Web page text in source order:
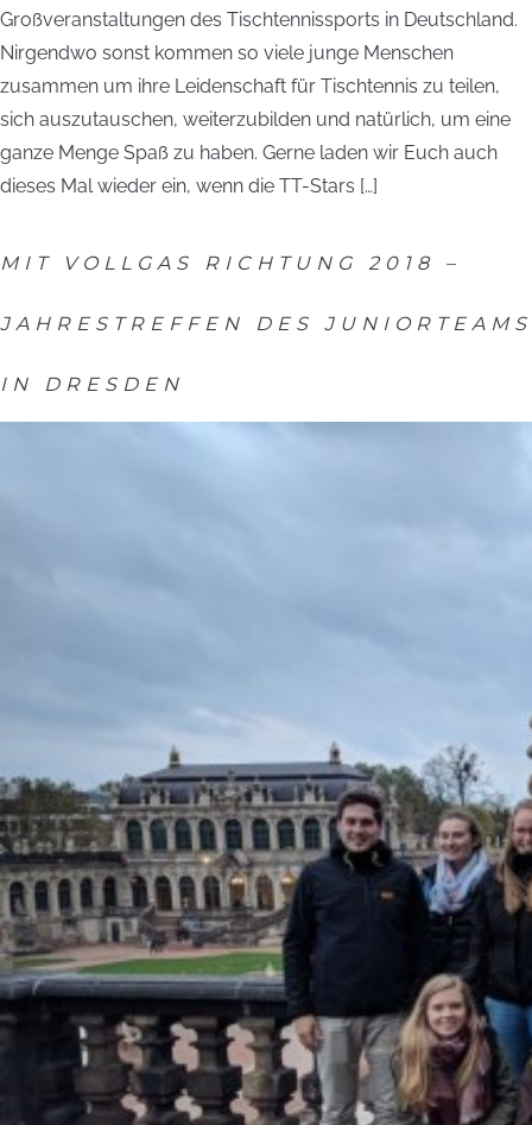
Großveranstaltungen des Tischtennissports in Deutschland.
Nirgendwo sonst kommen so viele junge Menschen
zusammen um ihre Leidenschaft für Tischtennis zu teilen,
sich auszutauschen, weiterzubilden und natürlich, um eine
ganze Menge Spaß zu haben. Gerne laden wir Euch auch
dieses Mal wieder ein, wenn die TT-Stars […]
MIT VOLLGAS RICHTUNG 2018 –
JAHRESTREFFEN DES JUNIORTEAMS
IN DRESDEN